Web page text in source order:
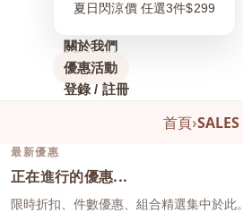
夏日閃涼價 任選3件$299
關於我們
優惠活動
登錄 / 註冊
首頁›SALES
最新優惠
正在進行的優惠...
限時折扣、件數優惠、組合精選集中於此